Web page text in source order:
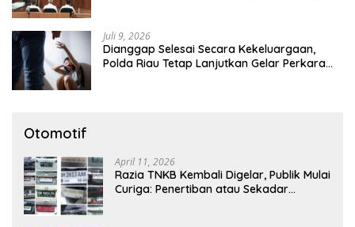
Juli 9, 2026
Dianggap Selesai Secara Kekeluargaan,
Polda Riau Tetap Lanjutkan Gelar Perkara
Otomotif
April 11, 2026
Razia TNKB Kembali Digelar, Publik Mulai
Curiga: Penertiban atau Sekadar